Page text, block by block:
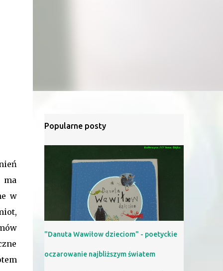
ma
w
Popularne posty
"Danuta Wawiłow dzieciom" - poetyckie
oczarowanie najbliższym światem